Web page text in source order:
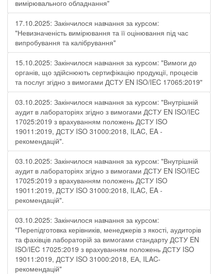
вимірювального обладнання"
17.10.2025: Закінчилося навчання за курсом:
"Невизначеність вимірювання та її оцінювання під час
випробування та калібрування"
15.10.2025: Закінчилося навчання за курсом: "Вимоги до
органів, що здійснюють сертифікацію продукції, процесів
та послуг згідно з вимогами ДСТУ EN ISO/IEC 17065:2019"
03.10.2025: Закінчилося навчання за курсом: "Внутрішній
аудит в лабораторіях згідно з вимогами ДСТУ EN ISO/IEC
17025:2019 з врахуванням положень ДСТУ ISO
19011:2019, ДСТУ ISO 31000:2018, ILAC, EA -
рекомендацій".
03.10.2025: Закінчилося навчання за курсом: "Внутрішній
аудит в лабораторіях згідно з вимогами ДСТУ EN ISO/IEC
17025:2019 з врахуванням положень ДСТУ ISO
19011:2019, ДСТУ ISO 31000:2018, ILAC, EA -
рекомендацій".
03.10.2025: Закінчилося навчання за курсом:
"Перепідготовка керівників, менеджерів з якості, аудиторів
та фахівців лабораторій за вимогами стандарту ДСТУ EN
ISO/IEC 17025:2019 з врахуванням положень ДСТУ ISO
19011:2019, ДСТУ ISO 31000:2018, ЕА, ILAC-
рекомендацій"